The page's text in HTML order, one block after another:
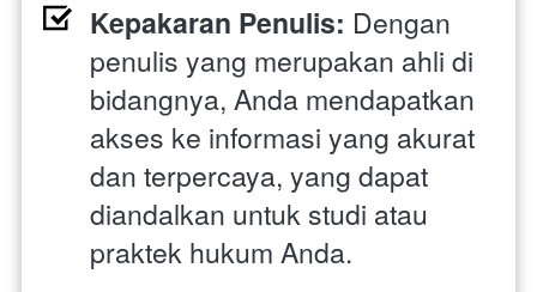
Kepakaran Penulis: Dengan
penulis yang merupakan ahli di
bidangnya, Anda mendapatkan
akses ke informasi yang akurat
dan terpercaya, yang dapat
diandalkan untuk studi atau
praktek hukum Anda.